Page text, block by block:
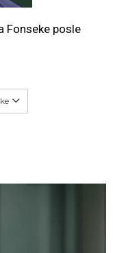
Fonseke posle